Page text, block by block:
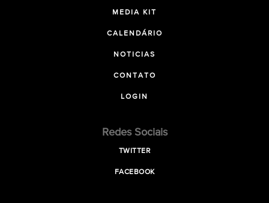
MEDIA KIT
CALENDÁRIO
NOTICIAS
CONTATO
LOGIN
Redes Sociais
TWITTER
FACEBOOK